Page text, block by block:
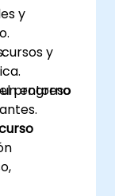
y
y
progreso
entorno